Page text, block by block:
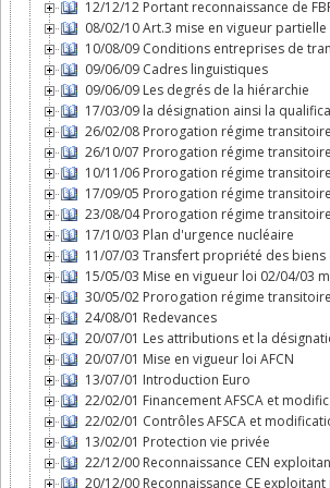
12/12/12 Portant reconnaissance de
08/02/10 Art.3 mise en vigueur partielle
10/08/09 Conditions entreprises de
09/06/09 Cadres linguistiques
09/06/09 Les degrés de la hiérarchie
17/03/09 la désignation ainsi la
26/02/08 Prorogation régime transitoire
26/10/07 Prorogation régime transitoire
10/11/06 Prorogation régime transitoire
17/09/05 Prorogation régime transitoire
23/08/04 Prorogation régime transitoire
17/10/03 Plan d'urgence nucléaire
11/07/03 Transfert propriété des biens
15/05/03 Mise en vigueur loi 02/04/03
30/05/02 Prorogation régime transitoire
24/08/01 Redevances
20/07/01 Les attributions et la
20/07/01 Mise en vigueur loi AFCN
13/07/01 Introduction Euro
22/02/01 Financement AFSCA et
22/02/01 Contrôles AFSCA et
13/02/01 Protection vie privée
22/12/00 Reconnaissance CEN
20/12/00 Reconnaissance CE